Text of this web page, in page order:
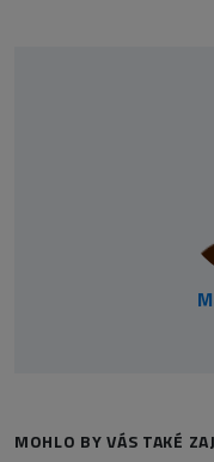
MOHLO BY VÁS TAKÉ